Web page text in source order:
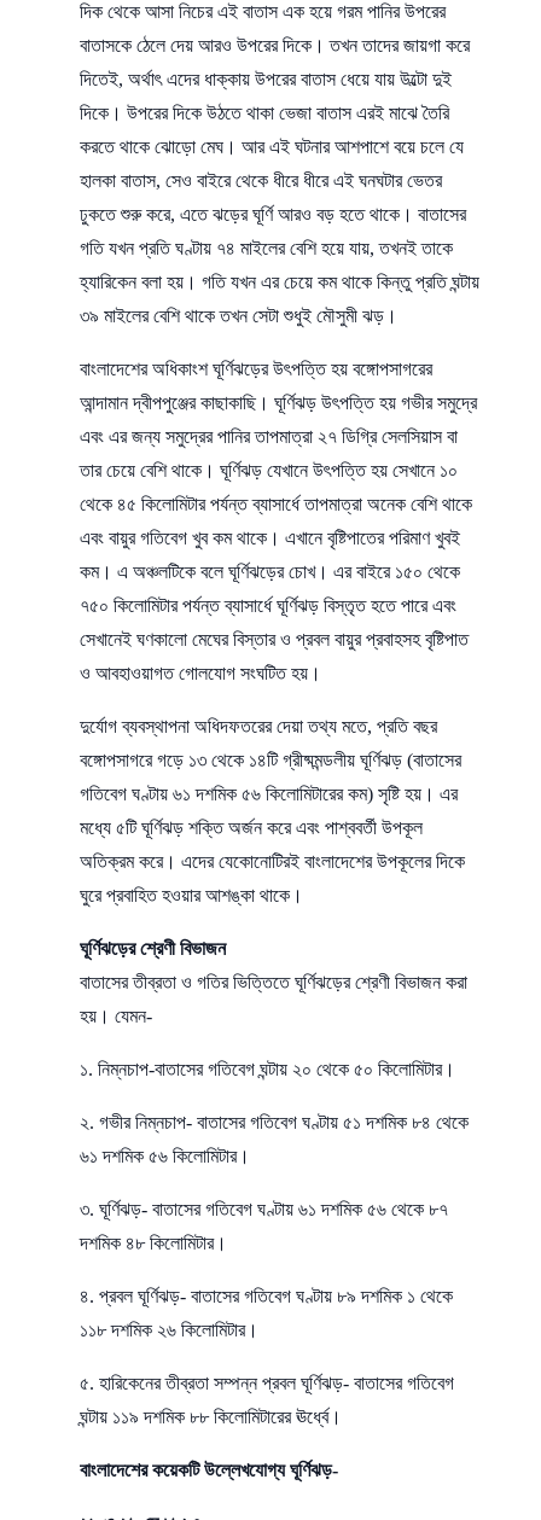
দিক থেকে আসা নিচের এই বাতাস এক হয়ে গরম পানির উপরের
বাতাসকে ঠেলে দেয় আরও উপরের দিকে। তখন তাদের জায়গা করে
দিতেই, অর্থাৎ এদের ধাক্কায় উপরের বাতাস ধেয়ে যায় উল্টো দুই
দিকে। উপরের দিকে উঠতে থাকা ভেজা বাতাস এরই মাঝে তৈরি
করতে থাকে ঝোড়ো মেঘ। আর এই ঘটনার আশপাশে বয়ে চলে যে
হালকা বাতাস, সেও বাইরে থেকে ধীরে ধীরে এই ঘনঘটার ভেতর
ঢুকতে শুরু করে, এতে ঝড়ের ঘূর্ণি আরও বড় হতে থাকে। বাতাসের
গতি যখন প্রতি ঘণ্টায় ৭৪ মাইলের বেশি হয়ে যায়, তখনই তাকে
হ্যারিকেন বলা হয়। গতি যখন এর চেয়ে কম থাকে কিন্তু প্রতি ঘন্টায়
৩৯ মাইলের বেশি থাকে তখন সেটা শুধুই মৌসুমী ঝড়।
বাংলাদেশের অধিকাংশ ঘূর্ণিঝড়ের উৎপত্তি হয় বঙ্গোপসাগরের
আন্দামান দ্বীপপুঞ্জের কাছাকাছি। ঘূর্ণিঝড় উৎপত্তি হয় গভীর সমুদ্রে
এবং এর জন্য সমুদ্রের পানির তাপমাত্রা ২৭ ডিগ্রি সেলসিয়াস বা
তার চেয়ে বেশি থাকে। ঘূর্ণিঝড় যেখানে উৎপত্তি হয় সেখানে ১০
থেকে ৪৫ কিলোমিটার পর্যন্ত ব্যাসার্ধে তাপমাত্রা অনেক বেশি থাকে
এবং বায়ুর গতিবেগ খুব কম থাকে। এখানে বৃষ্টিপাতের পরিমাণ খুবই
কম। এ অঞ্চলটিকে বলে ঘূর্ণিঝড়ের চোখ। এর বাইরে ১৫০ থেকে
৭৫০ কিলোমিটার পর্যন্ত ব্যাসার্ধে ঘূর্ণিঝড় বিস্তৃত হতে পারে এবং
সেখানেই ঘণকালো মেঘের বিস্তার ও প্রবল বায়ুর প্রবাহসহ বৃষ্টিপাত
ও আবহাওয়াগত গোলযোগ সংঘটিত হয়।
দুর্যোগ ব্যবস্থাপনা অধিদফতরের দেয়া তথ্য মতে, প্রতি বছর
বঙ্গোপসাগরে গড়ে ১৩ থেকে ১৪টি গ্রীষ্মমন্ডলীয় ঘূর্ণিঝড় (বাতাসের
গতিবেগ ঘণ্টায় ৬১ দশমিক ৫৬ কিলোমিটারের কম) সৃষ্টি হয়। এর
মধ্যে ৫টি ঘূর্ণিঝড় শক্তি অর্জন করে এবং পাশ্ববর্তী উপকূল
অতিক্রম করে। এদের যেকোনোটিরই বাংলাদেশের উপকূলের দিকে
ঘুরে প্রবাহিত হওয়ার আশঙ্কা থাকে।
ঘূর্ণিঝড়ের শ্রেণী বিভাজন
বাতাসের তীব্রতা ও গতির ভিত্তিতে ঘূর্ণিঝড়ের শ্রেণী বিভাজন করা
হয়। যেমন-
১. নিম্নচাপ-বাতাসের গতিবেগ ঘন্টায় ২০ থেকে ৫০ কিলোমিটার।
২. গভীর নিম্নচাপ- বাতাসের গতিবেগ ঘণ্টায় ৫১ দশমিক ৮৪ থেকে
৬১ দশমিক ৫৬ কিলোমিটার।
৩. ঘূর্ণিঝড়- বাতাসের গতিবেগ ঘণ্টায় ৬১ দশমিক ৫৬ থেকে ৮৭
দশমিক ৪৮ কিলোমিটার।
৪. প্রবল ঘূর্ণিঝড়- বাতাসের গতিবেগ ঘণ্টায় ৮৯ দশমিক ১ থেকে
১১৮ দশমিক ২৬ কিলোমিটার।
৫. হারিকেনের তীব্রতা সম্পন্ন প্রবল ঘূর্ণিঝড়- বাতাসের গতিবেগ
ঘন্টায় ১১৯ দশমিক ৮৮ কিলোমিটারের ঊর্ধ্বে।
বাংলাদেশের কয়েকটি উল্লেখযোগ্য ঘূর্ণিঝড়-